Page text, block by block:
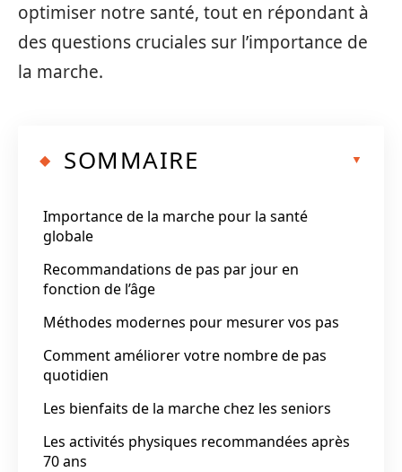
optimiser notre santé, tout en répondant à
des questions cruciales sur l’importance de
la marche.
SOMMAIRE
Importance de la marche pour la santé
globale
Recommandations de pas par jour en
fonction de l’âge
Méthodes modernes pour mesurer vos pas
Comment améliorer votre nombre de pas
quotidien
Les bienfaits de la marche chez les seniors
Les activités physiques recommandées après
70 ans